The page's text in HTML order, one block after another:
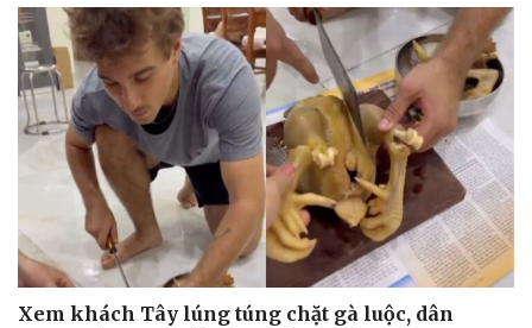
Xem khách Tây lúng túng chặt gà luộc, dân